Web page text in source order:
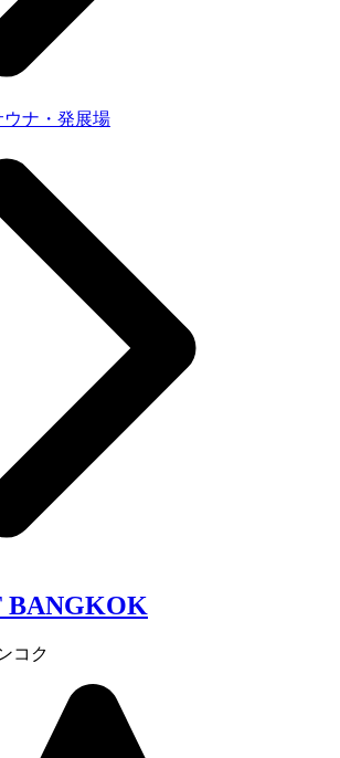
ナ・発展場
BANGKOK
コク